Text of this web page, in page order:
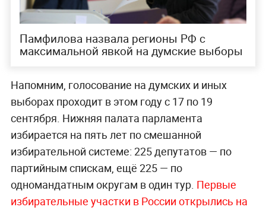
Памфилова назвала регионы РФ с
максимальной явкой на думские выборы
Напомним, голосование на думских и иных
выборах проходит в этом году с 17 по 19
сентября. Нижняя палата парламента
избирается на пять лет по смешанной
избирательной системе: 225 депутатов — по
партийным спискам, ещё 225 — по
одномандатным округам в один тур. Первые
избирательные участки в России открылись на